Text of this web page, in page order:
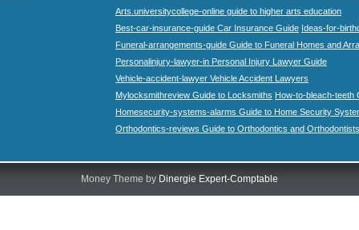
Arts.universitycollege-online guide to higher arts education
Best-car-insurance-guide Car Insurance Guide Ideas-for-
Funeral-arrangements-guide Guide to Funeral Homes and
Personalinjury-lawyer-in Personal Injury Lawyer Guide
Vehicle-accident-lawyer Vehicle Accident Lawyers
Mylocksmithreview Guide to Locksmiths How-to-bleach-teeth
Homesecurity-systems-alarms Guide to Home Security
Orthodontics-reviews Guide to Orthodontics and Orthodontists
Money Theme by Dinergie Expert-Comptable